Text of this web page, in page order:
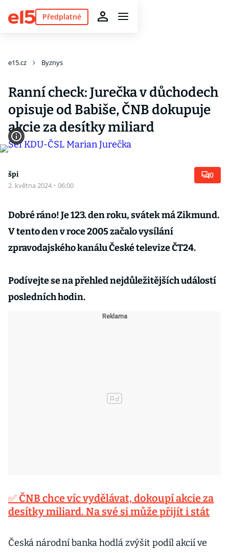
Předplatné
e15.cz Byznys
Ranní check: Jurečka v důchodech
opisuje od Babiše, ČNB dokupuje
akcie za desítky miliard
špi
2. května 2024 · 06:00
0
Dobré ráno! Je 123. den roku, svátek má Zikmund.
V tento den v roce 2005 začalo vysílání
zpravodajského kanálu České televize ČT24.
Podívejte se na přehled nejdůležitějších událostí
posledních hodin.
✅ ČNB chce víc vydělávat, dokoupí akcie za
desítky miliard. Na své si může přijít i stát
Česká národní banka hodlá zvýšit podíl akcií ve